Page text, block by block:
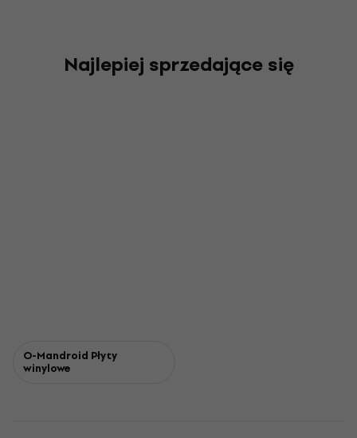
Najlepiej sprzedające się
O-Mandroid Płyty
winylowe